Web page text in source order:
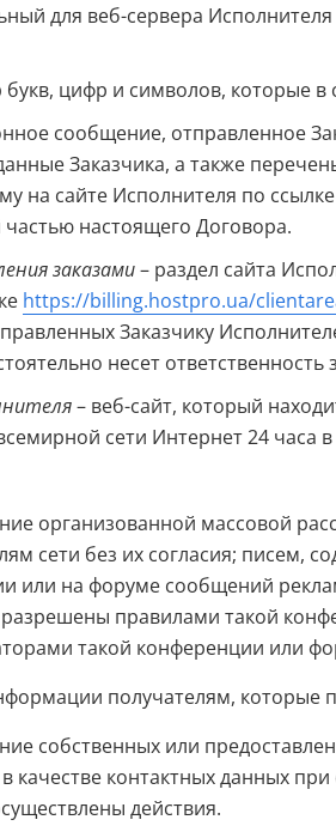
для веб-сервера
букв, цифр и символов, которые
сообщение, отправленное
Заказчика, а также
на сайте Исполнителя по ссылке
настоящего Договора.
заказами– раздел сайта
https://billing.hostpro.ua/
Заказчику
несет
– веб-сайт, который
сети Интернет 24 часа
организованной массовой
сети без их согласия;
или на форуме сообщений
правилами такой
такой конференции или
получателям, которые
собственных или
качестве контактных данных
действия.